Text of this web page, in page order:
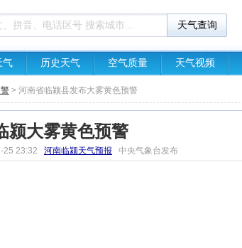
气 历史天气 空气质量 天气视频
> 河南省临颍县发布大雾黄色预警
颍大雾黄色预警
25 23:32 河南临颍天气预报 中央气象台发布